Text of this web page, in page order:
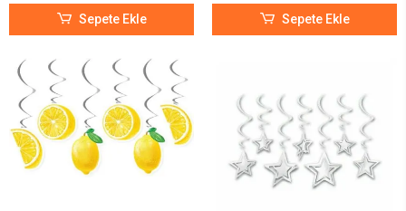
Sepete Ekle Sepete Ekle